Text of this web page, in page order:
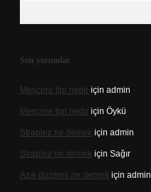
Son yorumlar
Meşcere tipi nedir için admin
Meşcere tipi nedir için Öykü
Straplez ne demek için admin
Straplez ne demek için Sağır
Azık düzmek ne demek için admin